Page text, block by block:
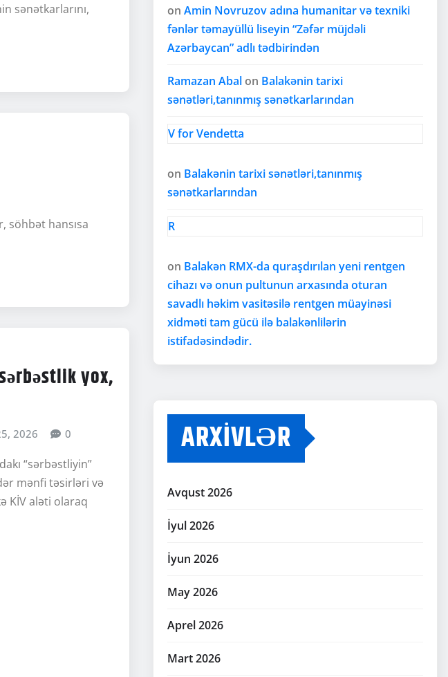
sənətkarlarını,
söhbət hansısa
yox,
2026 0
“sərbəstliyin”
mənfi təsirləri və
KİV aləti olaraq
on Amin Novruzov adına humanitar və texniki
fənlər təmayüllü liseyin “Zəfər müjdəli
Azərbaycan” adlı tədbirindən
Ramazan Abal on Balakənin tarixi
sənətləri,tanınmış sənətkarlarından
V for Vendetta
on Balakənin tarixi sənətləri,tanınmış
sənətkarlarından
R
on Balakən RMX-da quraşdırılan yeni rentgen
cihazı və onun pultunun arxasında oturan
savadlı həkim vasitəsilə rentgen müayinəsi
xidməti tam gücü ilə balakənlilərin
istifadəsindədir.
ARXIVLƏR
Avqust 2026
İyul 2026
İyun 2026
May 2026
Aprel 2026
Mart 2026